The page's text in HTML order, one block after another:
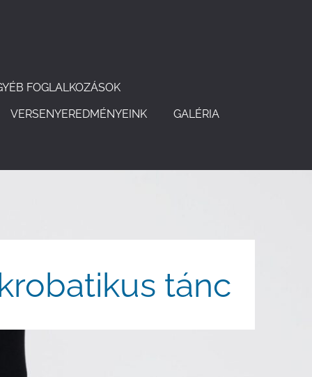
FOGLALKOZÁSOK
VERSENYEREDMÉNYEINK
GALÉRIA
tánc